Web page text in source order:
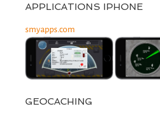
APPLICATIONS IPHONE
smyapps.com
GEOCACHING